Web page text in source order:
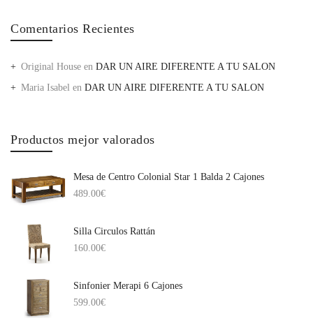
Comentarios Recientes
Original House en DAR UN AIRE DIFERENTE A TU SALON
Maria Isabel en DAR UN AIRE DIFERENTE A TU SALON
Productos mejor valorados
Mesa de Centro Colonial Star 1 Balda 2 Cajones
489.00€
Silla Circulos Rattán
160.00€
Sinfonier Merapi 6 Cajones
599.00€